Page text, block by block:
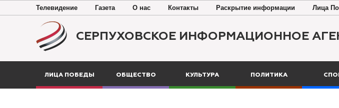
Телевидение Газета О нас Контакты Раскрытие информации Лица
СЕРПУХОВСКОЕ ИНФОРМАЦИОННОЕ
ЛИЦА ПОБЕДЫ ОБЩЕСТВО КУЛЬТУРА ПОЛИТИКА